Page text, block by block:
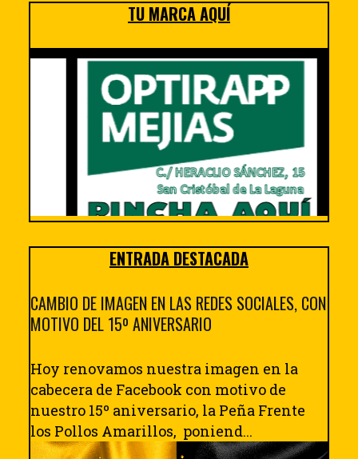
TU MARCA AQUÍ
ENTRADA DESTACADA
CAMBIO DE IMAGEN EN LAS REDES SOCIALES, CON
MOTIVO DEL 15º ANIVERSARIO
Hoy renovamos nuestra imagen en la
cabecera de Facebook con motivo de
nuestro 15º aniversario, la Peña Frente
los Pollos Amarillos, poniend...